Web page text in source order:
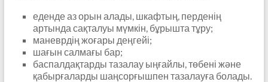
еденде аз орын алады, шкафтың, перденің
артында сақталуы мүмкін, бұрышта тұру;
маневрдің жоғары деңгейі;
шағын салмағы бар;
баспалдақтарды тазалау ыңғайлы, төбені және
қабырғаларды шаңсорғышпен тазалауға болады.